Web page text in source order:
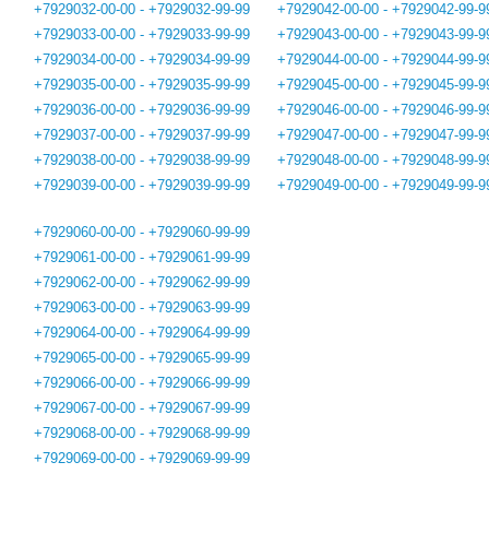
+7929032-00-00 - +7929032-99-99
+7929033-00-00 - +7929033-99-99
+7929034-00-00 - +7929034-99-99
+7929035-00-00 - +7929035-99-99
+7929036-00-00 - +7929036-99-99
+7929037-00-00 - +7929037-99-99
+7929038-00-00 - +7929038-99-99
+7929039-00-00 - +7929039-99-99
+7929042-00-00 - +7929042-99-
+7929043-00-00 - +7929043-99-
+7929044-00-00 - +7929044-99-
+7929045-00-00 - +7929045-99-
+7929046-00-00 - +7929046-99-
+7929047-00-00 - +7929047-99-
+7929048-00-00 - +7929048-99-
+7929049-00-00 - +7929049-99-
+7929060-00-00 - +7929060-99-99
+7929061-00-00 - +7929061-99-99
+7929062-00-00 - +7929062-99-99
+7929063-00-00 - +7929063-99-99
+7929064-00-00 - +7929064-99-99
+7929065-00-00 - +7929065-99-99
+7929066-00-00 - +7929066-99-99
+7929067-00-00 - +7929067-99-99
+7929068-00-00 - +7929068-99-99
+7929069-00-00 - +7929069-99-99